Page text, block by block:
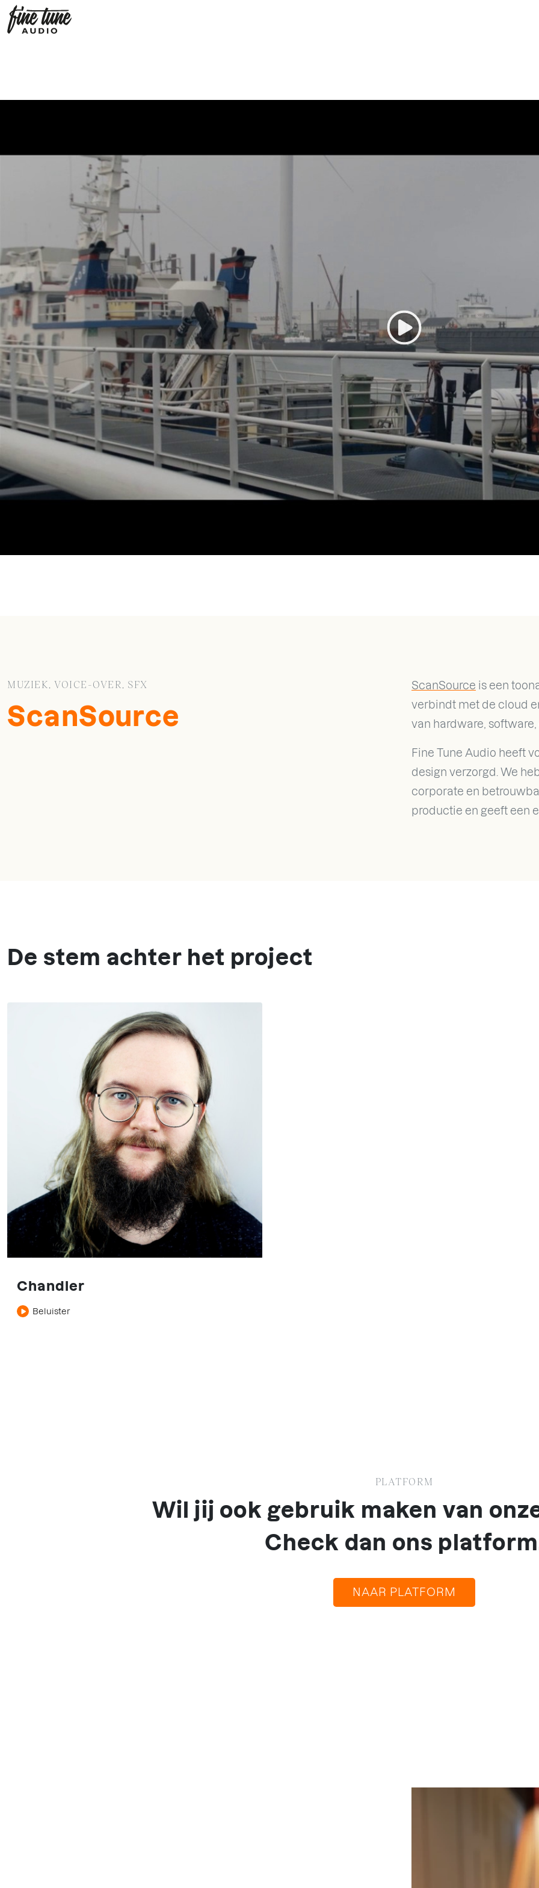
MUZIEK, VOICE-OVER, SFX
ScanSource
ScanSource is een
verbindt met de cloud
van hardware,
Fine Tune Audio heeft
design verzorgd. We
corporate en
productie en geeft een
De stem achter het project
Chandler
Beluister
PLATFORM
Wil jij ook gebruik maken van
Check dan ons
NAAR PLATFORM